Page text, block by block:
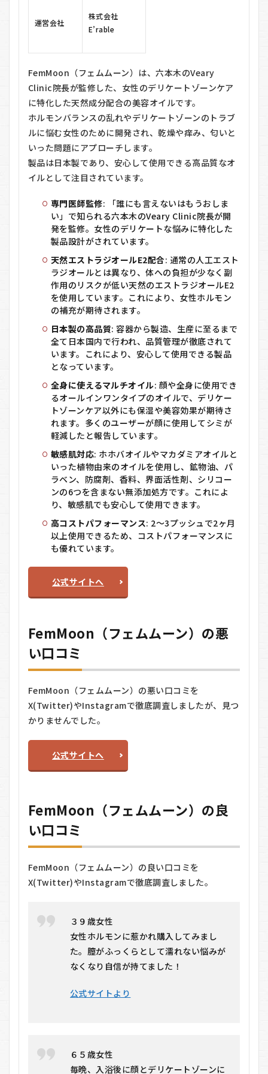
る
ップ
2: デ
リケ
ート
ンに
塗布
する
5.3
ステ
内の
ケア
5.4
デリ
ケー
トゾ
ーン
以外
への
使用
方法
5.5
使用
上の
FemMoon（フ
ェムムーン）
のメリット・
デメリット
7
FemMoon（フ
ェムムーン）
をおすすめす
る人しない人
8
FemMoon（フ
ェムムーン）
運営会社
株式会社
E’rable
FemMoon（フェムムーン）は、六本木のVeary
Clinic院長が監修した、女性のデリケートゾーンケア
に特化した天然成分配合の美容オイルです。
ホルモンバランスの乱れやデリケートゾーンのトラブ
ルに悩む女性のために開発され、乾燥や痒み、匂いと
いった問題にアプローチします。
製品は日本製であり、安心して使用できる高品質なオ
イルとして注目されています。
専門医師監修: 「誰にも言えないはもうおしま
い」で知られる六本木のVeary Clinic院長が開
発を監修。女性のデリケートな悩みに特化した
製品設計がされています。
天然エストラジオールE2配合: 通常の人工エスト
ラジオールとは異なり、体への負担が少なく副
作用のリスクが低い天然のエストラジオールE2
を使用しています。これにより、女性ホルモン
の補充が期待されます。
日本製の高品質: 容器から製造、生産に至るまで
全て日本国内で行われ、品質管理が徹底されて
います。これにより、安心して使用できる製品
となっています。
全身に使えるマルチオイル: 顔や全身に使用でき
るオールインワンタイプのオイルで、デリケー
トゾーンケア以外にも保湿や美容効果が期待さ
れます。多くのユーザーが顔に使用してシミが
軽減したと報告しています。
敏感肌対応: ホホバオイルやマカダミアオイルと
いった植物由来のオイルを使用し、鉱物油、パ
ラベン、防腐剤、香料、界面活性剤、シリコー
ンの6つを含まない無添加処方です。これによ
り、敏感肌でも安心して使用できます。
高コストパフォーマンス: 2～3プッシュで2ヶ月
以上使用できるため、コストパフォーマンスに
も優れています。
公式サイトへ
FemMoon（フェムムーン）の悪
い口コミ
FemMoon（フェムムーン）の悪い口コミを
X(Twitter)やInstagramで徹底調査しましたが、見つ
かりませんでした。
公式サイトへ
FemMoon（フェムムーン）の良
い口コミ
FemMoon（フェムムーン）の良い口コミを
X(Twitter)やInstagramで徹底調査しました。
３９歳女性
女性ホルモンに惹かれ購入してみまし
た。膣がふっくらとして濡れない悩みが
なくなり自信が持てました！
公式サイトより
６５歳女性
毎晩、入浴後に顔とデリケートゾーンに